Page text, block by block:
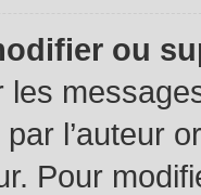
ou
les
l’auteur
Pour